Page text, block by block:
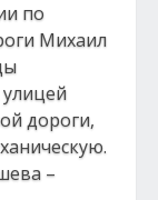
по
Михаил
улицей
дороги,
–